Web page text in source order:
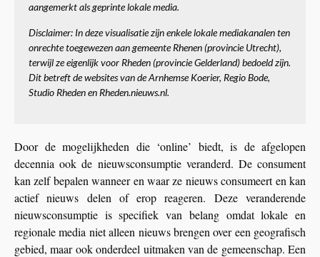
aangemerkt als geprinte lokale media.
Disclaimer: In deze visualisatie zijn enkele lokale mediakanalen ten
onrechte toegewezen aan gemeente Rhenen (provincie Utrecht),
terwijl ze eigenlijk voor Rheden (provincie Gelderland) bedoeld zijn.
Dit betreft de websites van de Arnhemse Koerier, Regio Bode,
Studio Rheden en Rheden.nieuws.nl.
Door de mogelijkheden die ‘online’ biedt, is de afgelopen
decennia ook de nieuwsconsumptie veranderd. De consument
kan zelf bepalen wanneer en waar ze nieuws consumeert en kan
actief nieuws delen of erop reageren. Deze veranderende
nieuwsconsumptie is specifiek van belang omdat lokale en
regionale media niet alleen nieuws brengen over een geografisch
gebied, maar ook onderdeel uitmaken van de gemeenschap. Een